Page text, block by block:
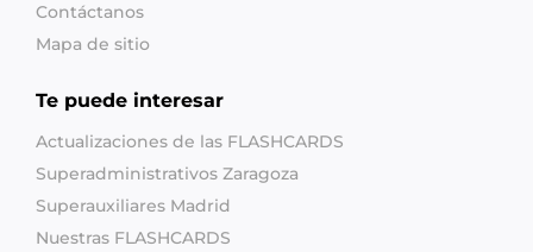
Contáctanos
Mapa de sitio
Te puede interesar
Actualizaciones de las FLASHCARDS
Superadministrativos Zaragoza
Superauxiliares Madrid
Nuestras FLASHCARDS